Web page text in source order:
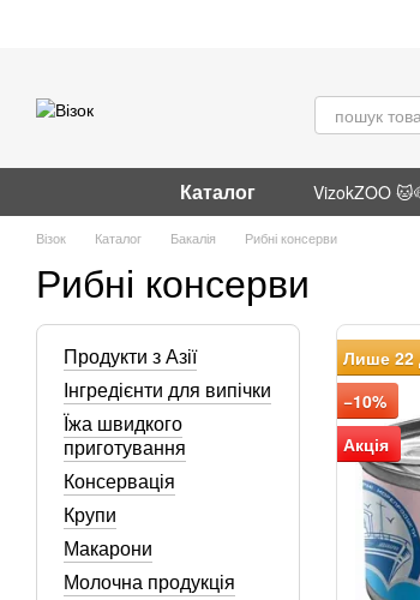
Каталог VizokZOO
Відгуки
Візок Каталог Бакалія Рибні консерви
Рибні консерви
Лише 22
−10%
Акція
Продукти з Азії
Інгредієнти для випічки
Їжа швидкого
приготування
Консервація
Крупи
Макарони
Молочна продукція